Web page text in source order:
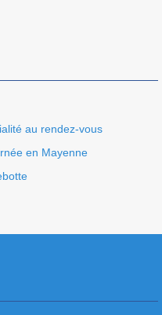
au rendez-vous
en Mayenne